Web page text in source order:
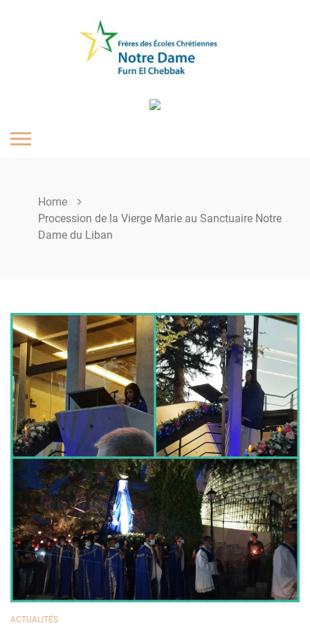
Home
Procession de la Vierge Marie au Sanctuaire Notre
Dame du Liban
ACTUALITÉS